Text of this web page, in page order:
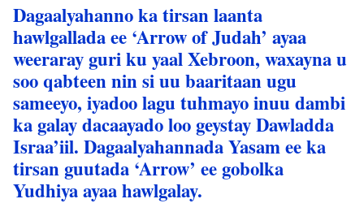
Dagaalyahanno ka tirsan laanta
hawlgallada ee ‘Arrow of Judah’ ayaa
weeraray guri ku yaal Xebroon, waxayna u
soo qabteen nin si uu baaritaan ugu
sameeyo, iyadoo lagu tuhmayo inuu dambi
ka galay dacaayado loo geystay Dawladda
Israa’iil. Dagaalyahannada Yasam ee ka
tirsan guutada ‘Arrow’ ee gobolka
Yudhiya ayaa hawlgalay.